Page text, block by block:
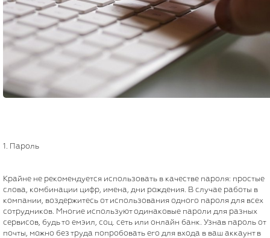
1. Пароль
Крайне не рекомендуется использовать в качестве пароля: простые
слова, комбинации цифр, имена, дни рождения. В случае работы в
компании, воздержитесь от использования одного пароля для всех
сотрудников. Многие используют одинаковые пароли для разных
сервисов, будь то емэил, соц. сеть или онлайн банк. Узнав пароль от
почты, можно без труда попробовать его для входа в ваш аккаунт в